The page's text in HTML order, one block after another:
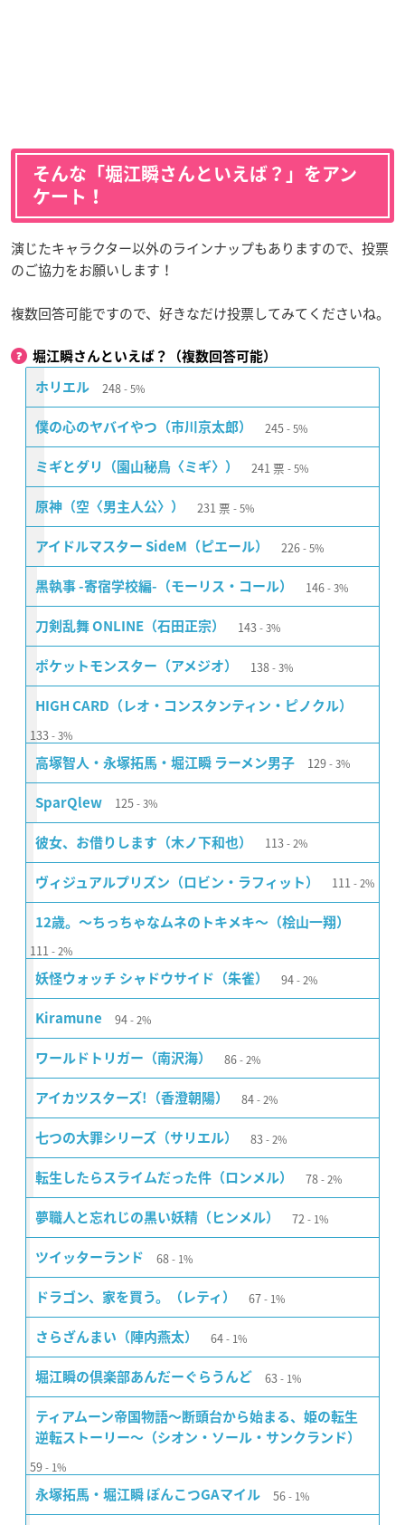
そんな「堀江瞬さんといえば？」をアン
ケート！
演じたキャラクター以外のラインナップもありますので、投票
のご協力をお願いします！
複数回答可能ですので、好きなだけ投票してみてくださいね。
堀江瞬さんといえば？（複数回答可能）
ホリエル 248 5%
僕の心のヤバイやつ（市川京太郎） 245 5%
ミギとダリ（園山秘鳥〈ミギ〉） 241 票 5%
原神（空〈男主人公〉） 231 票 5%
アイドルマスター SideM（ピエール） 226 5%
黒執事 -寄宿学校編-（モーリス・コール） 146 3%
刀剣乱舞 ONLINE（石田正宗） 143 3%
ポケットモンスター（アメジオ） 138 3%
HIGH CARD（レオ・コンスタンティン・ピノクル）
133 3%
高塚智人・永塚拓馬・堀江瞬 ラーメン男子 129 3%
SparQlew 125 3%
彼女、お借りします（木ノ下和也） 113 2%
ヴィジュアルプリズン（ロビン・ラフィット） 111 2%
12歳。〜ちっちゃなムネのトキメキ〜（桧山一翔）
111 2%
妖怪ウォッチ シャドウサイド（朱雀） 94 2%
Kiramune 94 2%
ワールドトリガー（南沢海） 86 2%
アイカツスターズ!（香澄朝陽） 84 2%
七つの大罪シリーズ（サリエル） 83 2%
転生したらスライムだった件（ロンメル） 78 2%
夢職人と忘れじの黒い妖精（ヒンメル） 72 1%
ツイッターランド 68 1%
ドラゴン、家を買う。（レティ） 67 1%
さらざんまい（陣内燕太） 64 1%
堀江瞬の倶楽部あんだーぐらうんど 63 1%
ティアムーン帝国物語〜断頭台から始まる、姫の転生
逆転ストーリー〜（シオン・ソール・サンクランド）
59 1%
永塚拓馬・堀江瞬 ぽんこつGAマイル 56 1%